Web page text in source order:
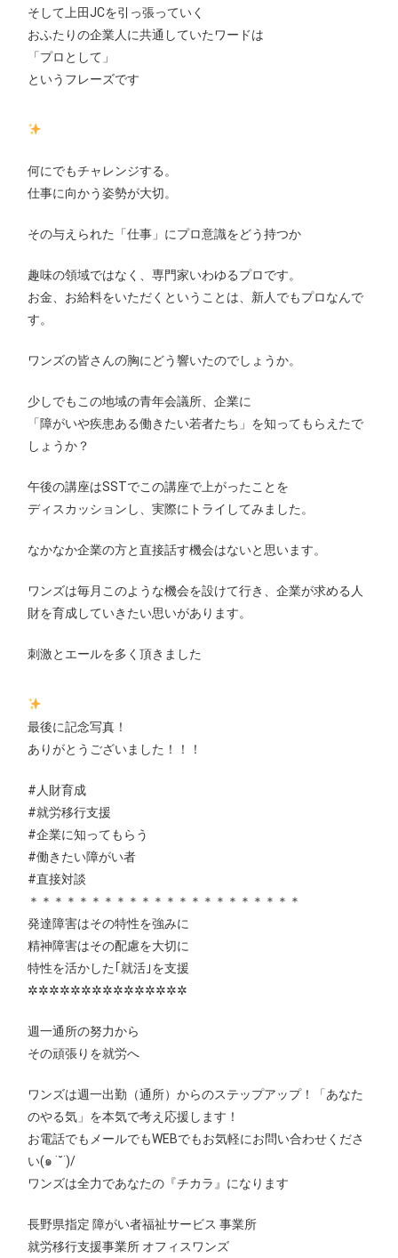
そして上田JCを引っ張っていく
おふたりの企業人に共通していたワードは
「プロとして」
というフレーズです
何にでもチャレンジする。
仕事に向かう姿勢が大切。
その与えられた「仕事」にプロ意識をどう持つか
趣味の領域ではなく、専門家いわゆるプロです。
お金、お給料をいただくということは、新人でもプロなんで
す。
ワンズの皆さんの胸にどう響いたのでしょうか。
少しでもこの地域の青年会議所、企業に
「障がいや疾患ある働きたい若者たち」を知ってもらえたで
しょうか？
午後の講座はSSTでこの講座で上がったことを
ディスカッションし、実際にトライしてみました。
なかなか企業の方と直接話す機会はないと思います。
ワンズは毎月このような機会を設けて行き、企業が求める人
財を育成していきたい思いがあります。
刺激とエールを多く頂きました
最後に記念写真！
ありがとうございました！！！
# 人財育成
#就労移行支援
#企業に知ってもらう
#働きたい障がい者
#直接対談
＊＊＊＊＊＊＊＊＊＊＊＊＊＊＊＊＊＊＊＊＊＊
発達障害はその特性を強みに
精神障害はその配慮を大切に
特性を活かした｢就活｣を支援
✲✲✲✲✲✲✲✲✲✲✲✲✲✲✲
週一通所の努力から
その頑張りを就労へ
ワンズは週一出勤（通所）からのステップアップ！「あなた
のやる気」を本気で考え応援します！
お電話でもメールでもWEBでもお気軽にお問い合わせくださ
い(๑ ˙˘˙)/
ワンズは全力であなたの『チカラ』になります
長野県指定 障がい者福祉サービス 事業所
就労移行支援事業所 オフィスワンズ